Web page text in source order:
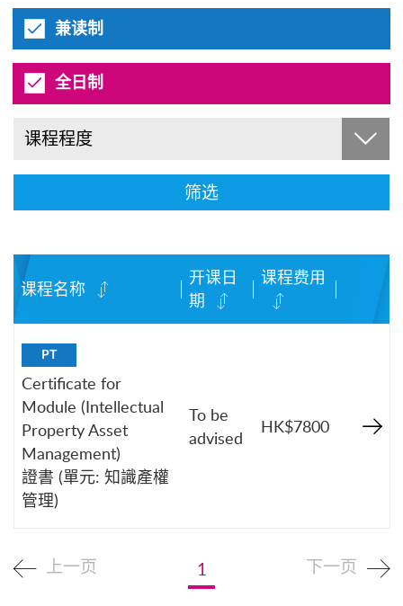
兼读制
全日制
课程程度
筛选
课程名称
开课日
期
课程费用
PT
Certificate for
Module (Intellectual
Property Asset
Management)
證書 (單元: 知識產權
管理)
To be
advised
HK$7800
上一页 1 下一页